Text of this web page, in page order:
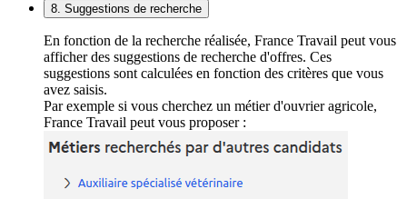
8. Suggestions de recherche
En fonction de la recherche réalisée, France Travail peut vous
afficher des suggestions de recherche d'offres. Ces
suggestions sont calculées en fonction des critères que vous
avez saisis.
Par exemple si vous cherchez un métier d'ouvrier agricole,
France Travail peut vous proposer :